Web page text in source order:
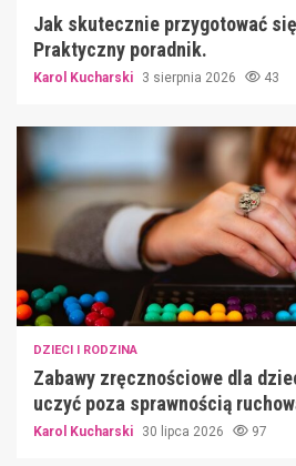
Jak skutecznie przygotować
Praktyczny poradnik.
Karol Kucharski 3 sierpnia 2026 43
DZIECI I RODZINA
Zabawy zręcznościowe dla
uczyć poza sprawnością
Karol Kucharski 30 lipca 2026 97